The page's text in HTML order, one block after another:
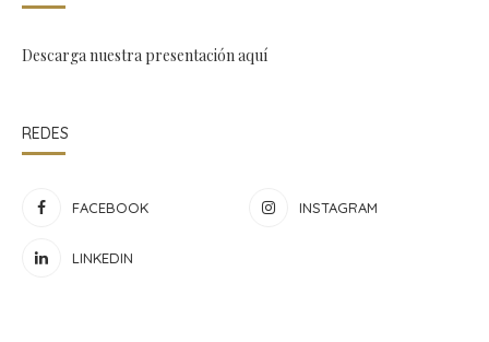
Descarga nuestra presentación aquí
REDES
FACEBOOK INSTAGRAM
LINKEDIN